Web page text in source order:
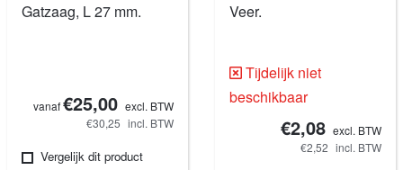
Gatzaag, L 27 mm.
vanaf€25,00 excl. BTW
€30,25 incl. BTW
Vergelijk dit product
Veer.
Tijdelijk niet
beschikbaar
€2,08 excl. BTW
€2,52 incl. BTW